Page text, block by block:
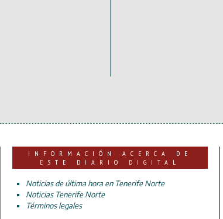
INFORMACIÓN ACERCA DE
ESTE DIARIO DIGITAL
Noticias de última hora en Tenerife Norte
Noticias Tenerife Norte
Términos legales